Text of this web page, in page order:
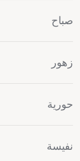
صباح
زهور
حورية
نفيسة